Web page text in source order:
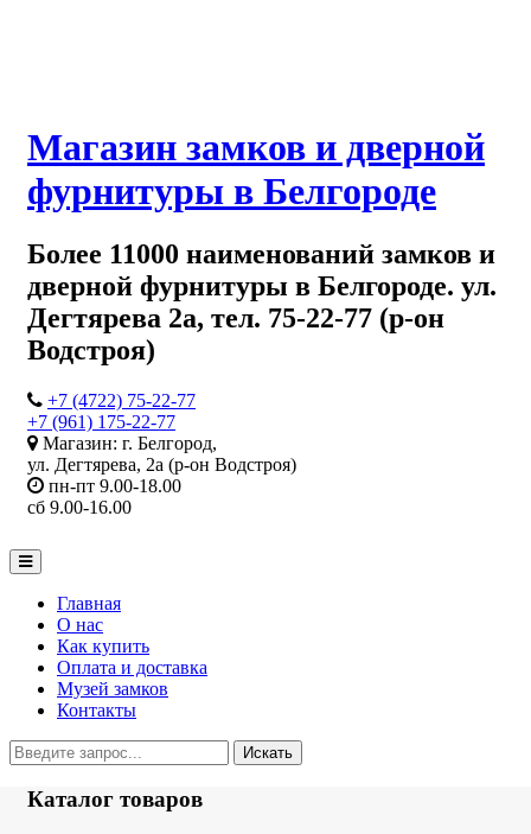
Магазин замков и дверной
фурнитуры в Белгороде
Более 11000 наименований замков и
дверной фурнитуры в Белгороде. ул.
Дегтярева 2а, тел. 75-22-77 (р-он
Водстроя)
+7 (4722) 75-22-77
+7 (961) 175-22-77
Магазин: г. Белгород,
ул. Дегтярева, 2а (р-он Водстроя)
пн-пт 9.00-18.00
сб 9.00-16.00
Главная
О нас
Как купить
Оплата и доставка
Музей замков
Контакты
Каталог товаров